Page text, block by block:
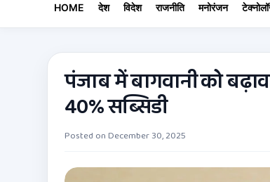
HOME देश विदेश राजनीति मनोरंजन
पंजाब में बागवानी को
40% सब्सिडी
Posted on December 30, 2025